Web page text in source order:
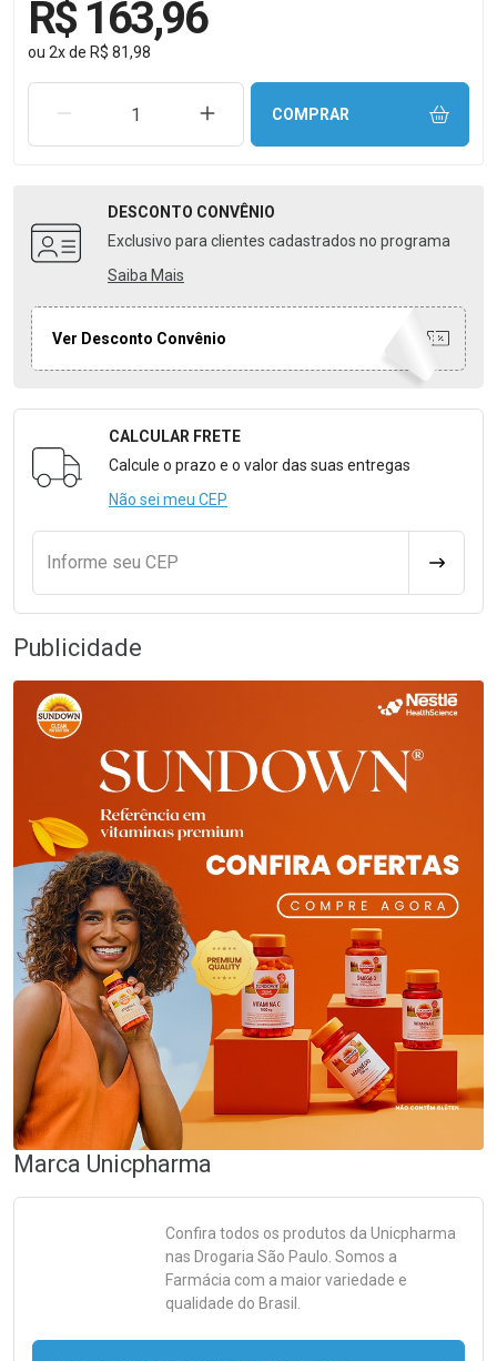
R$ 163,96
ou 2xde R$ 81,98
REMOVER UMA UNIDADEAUMENTAR UMA UNIDADE
COMPRAR
DESCONTO CONVÊNIO
Exclusivo para clientes cadastrados no programa
Saiba Mais
Ver Desconto Convênio
Formulário para Calcular o Frete
CALCULAR FRETE
Calcule o prazo e o valor das suas entregas
Não sei meu CEP
Informe seu CEP
Publicidade
Marca Unicpharma
Confira todos os produtos da Unicpharma
nas Drogaria São Paulo. Somos a
Farmácia com a maior variedade e
qualidade do Brasil.